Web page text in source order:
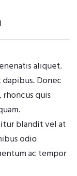
aliquet.
Donec
quis
blandit vel at
odio
ac tempor